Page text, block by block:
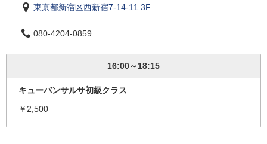
東京都新宿区西新宿7-14-11 3F
080-4204-0859
16:00～18:15
キューバンサルサ初級クラス
￥2,500